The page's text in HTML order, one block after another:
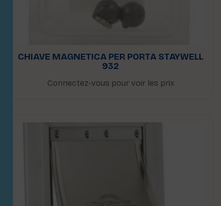
CHIAVE MAGNETICA PER PORTA STAYWELL
932
Connectez-vous pour voir les prix